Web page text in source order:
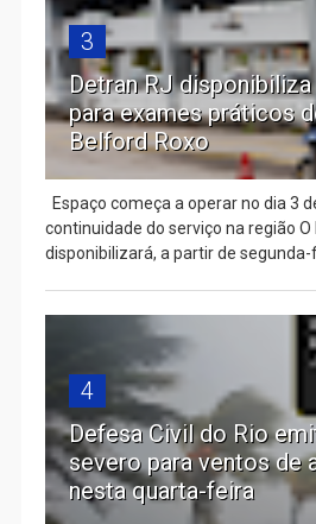
3
Detran RJ disponibiliza
para exames práticos
Belford Roxo
Espaço começa a operar no dia 3
continuidade do serviço na região O
disponibilizará, a partir de segunda-
4
Defesa Civil do Rio
severo para ventos de
nesta quarta-feira